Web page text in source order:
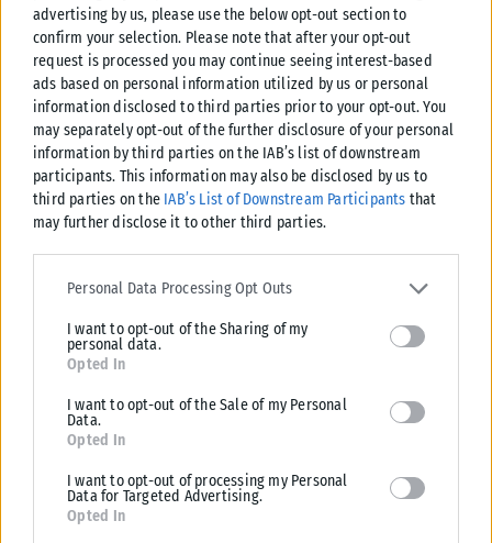
advertising by us, please use the below opt-out section to
confirm your selection. Please note that after your opt-out
request is processed you may continue seeing interest-based
ads based on personal information utilized by us or personal
information disclosed to third parties prior to your opt-out. You
may separately opt-out of the further disclosure of your personal
information by third parties on the IAB’s list of downstream
participants. This information may also be disclosed by us to
third parties on the IAB’s List of Downstream Participants that
may further disclose it to other third parties.
Please note that this website/app uses one or more Google
services and may gather and store information including but not
deny consent to Google and its third-party tags to use your data
for below specified purposes in below Google consent section.
Personal Data Processing Opt Outs
I want to opt-out of the Sharing of my
personal data.
Opted In
I want to opt-out of the Sale of my Personal
Data.
Opted In
I want to opt-out of processing my Personal
Data for Targeted Advertising.
Opted In
ΑΝΑΡΤΉΘΗΚΕ ΑΠΌKARFITSANEWS 03/08/2026
ΕΛΛΆΔΑ
Υπουργείο Κλιματικής Κρίσης: Ενέργειες για την κρατική
αρωγή προς τους πυρόπληκτους
που επλήγησαν από τις πρόσφατες πυρκαγιές, με τις αρμόδιες αρχές...
ΑΝΑΡΤΉΘΗΚΕ ΑΠΌKARFITSANEWS